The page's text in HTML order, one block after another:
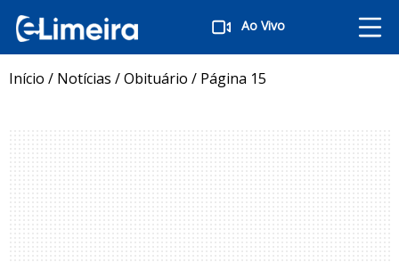
Ao Vivo
Início / Notícias /Obituário / Página 15